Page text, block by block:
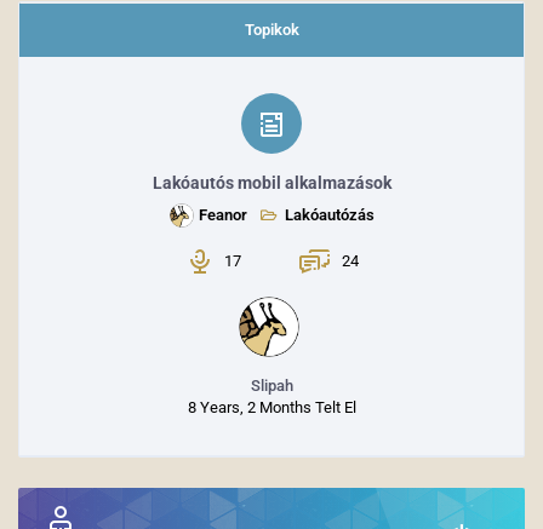
Topikok
Lakóautós mobil alkalmazások
Feanor Lakóautózás
17 24
Slipah
8 Years, 2 Months Telt El